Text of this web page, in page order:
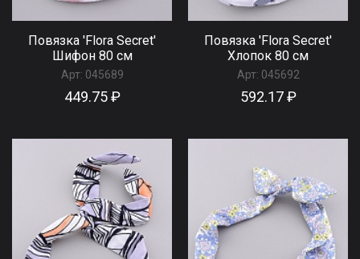
Повязка 'Flora Secret'
Шифон 80 см
Арт: 045689
449.75 ₽
Повязка 'Flora Secret'
Хлопок 80 см
Арт: 045692
592.17 ₽